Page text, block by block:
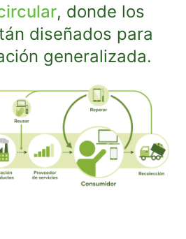
, donde los
diseñados para
generalizada.